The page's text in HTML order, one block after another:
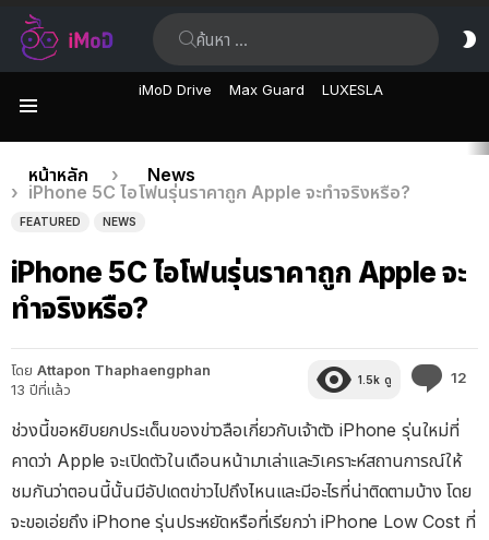
iMoD Drive Max Guard LUXESLA
เรื่อง
ล่าสุด
คุณอยู่ที่นี่:
หน้าหลัก
News
iPhone 5C ไอโฟนรุ่นราคาถูก Apple จะทำจริงหรือ?
FEATURED NEWS
iPhone 5C ไอโฟนรุ่นราคาถูก Apple จะ
ทำจริงหรือ?
โดย Attapon Thaphaengphan
13 ปีที่แล้ว
1.5k ดู 12
ช่วงนี้ขอหยิบยกประเด็นของข่าวลือเกี่ยวกับเจ้าตัว iPhone รุ่นใหม่ที่
คาดว่า Apple จะเปิดตัวในเดือนหน้ามาเล่าและวิเคราะห์สถานการณ์ให้
ชมกันว่าตอนนี้นั้นมีอัปเดตข่าวไปถึงไหนและมีอะไรที่น่าติดตามบ้าง โดย
จะขอเอ่ยถึง iPhone รุ่นประหยัดหรือที่เรียกว่า iPhone Low Cost ที่